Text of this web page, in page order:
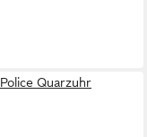
Police Quarzuhr